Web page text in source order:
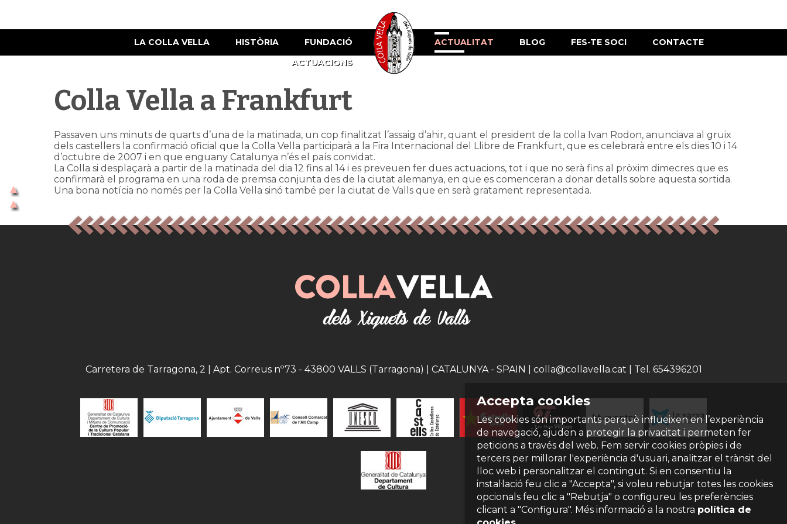
LA COLLA VELLA HISTÒRIA
FUNDACIÓ
ACTUACIONS
ACTUALITAT BLOG FES-TE SOCI CONTACTE
Colla Vella a Frankfurt
Passaven uns minuts de quarts d’una de la matinada, un cop finalitzat l’assaig d’ahir, quant el president de la colla Ivan Rodon, anunciava al gruix
dels castellers la confirmació oficial que la Colla Vella participarà a la Fira Internacional del Llibre de Frankfurt, que es celebrarà entre els dies 10 i 14
d’octubre de 2007 i en que enguany Catalunya n’és el país convidat.
La Colla si desplaçarà a partir de la matinada del dia 12 fins al 14 i es preveuen fer dues actuacions, tot i que no serà fins al pròxim dimecres que es
confirmarà el programa en una roda de premsa conjunta des de la ciutat alemanya, en que es comenceran a donar detalls sobre aquesta sortida.
Una bona notícia no només per la Colla Vella sinó també per la ciutat de Valls que en serà gratament representada.
Accepta cookies
Les cookies són importants perquè influeixen en l’experiència
de navegació, ajuden a protegir la privacitat i permeten fer
peticions a través del web. Fem servir cookies pròpies i de
tercers per millorar l'experiència d'usuari, analitzar el trànsit del
lloc web i personalitzar el contingut. Si en consentiu la
instal·lació feu clic a "Accepta", si voleu rebutjar totes les cookies
opcionals feu clic a "Rebutja" o configureu les preferències
clicant a "Configura". Més informació a la nostra política de
Carretera de Tarragona, 2 | Apt. Correus nº73 - 43800 VALLS (Tarragona) | CATALUNYA - SPAIN | colla@collavella.cat | Tel. 654396201